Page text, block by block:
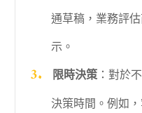
通草稿，業務評
示。
限時決策：對於
決策時間。例如